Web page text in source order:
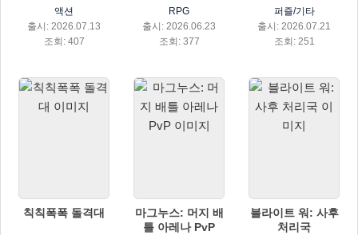
액션
출시: 2026.07.13
조회: 407
RPG
출시: 2026.06.23
조회: 377
퍼즐/기타
출시: 2026.07.21
조회: 251
칙칙폭폭 돌격대
마그누스: 머지 배
틀 아레나 PvP
블라이트 워: 사후
처리국